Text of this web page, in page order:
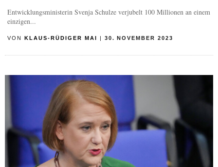
Entwicklungsministerin Svenja Schulze verjubelt 100 Millionen an einem
einzigen...
VON KLAUS-RÜDIGER MAI | 30. NOVEMBER 2023